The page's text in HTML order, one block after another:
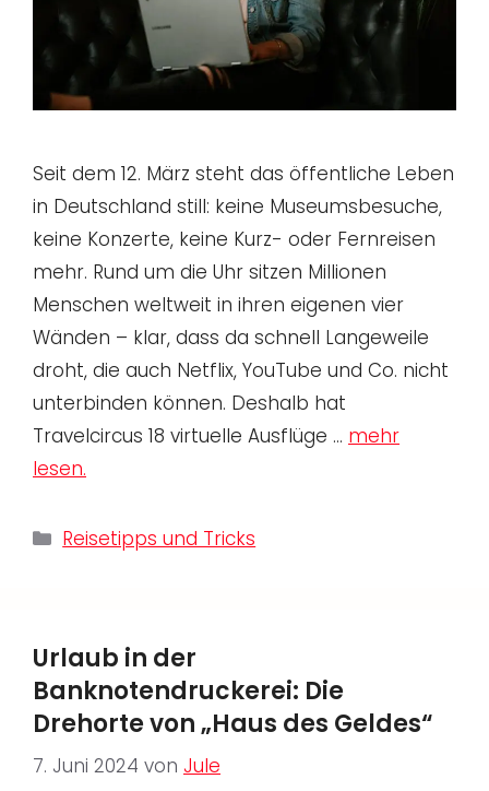
Seit dem 12. März steht das öffentliche Leben
in Deutschland still: keine Museumsbesuche,
keine Konzerte, keine Kurz- oder Fernreisen
mehr. Rund um die Uhr sitzen Millionen
Menschen weltweit in ihren eigenen vier
Wänden – klar, dass da schnell Langeweile
droht, die auch Netflix, YouTube und Co. nicht
unterbinden können. Deshalb hat
Travelcircus 18 virtuelle Ausflüge … mehr
lesen.
Kategorien
Reisetipps und Tricks
Urlaub in der
Banknotendruckerei: Die
Drehorte von „Haus des Geldes“
7. Juni 2024 von Jule